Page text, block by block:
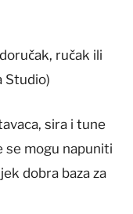
ručak ili
Studio)
sira i tune
se mogu napuniti
dobra baza za